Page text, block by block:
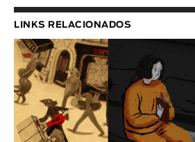
Animar
DURAÇÃO
< / >
GÉNERO
LINKS RELACIONADOS